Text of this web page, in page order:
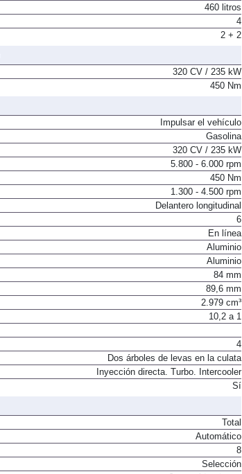
460 litros
4
2 + 2
320 CV / 235 kW
450 Nm
Impulsar el vehículo
Gasolina
320 CV / 235 kW
5.800 - 6.000 rpm
450 Nm
1.300 - 4.500 rpm
Delantero longitudinal
6
En línea
Aluminio
Aluminio
84 mm
89,6 mm
2.979 cm³
10,2 a 1
4
Dos árboles de levas en la culata
Inyección directa. Turbo. Intercooler
Sí
Total
Automático
8
Selección